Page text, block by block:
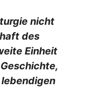
nicht
des
Einheit